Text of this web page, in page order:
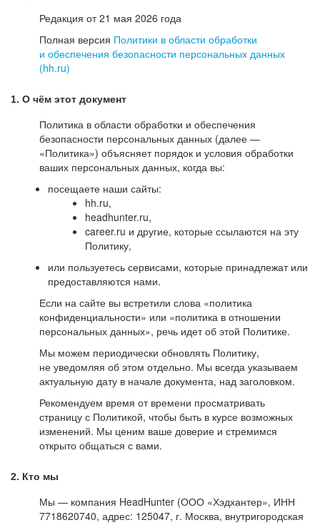
Редакция от 21 мая 2026 года
Полная версия Политики в области обработки
и обеспечения безопасности персональных данных
(hh.ru)
1. О чём этот документ
Политика в области обработки и обеспечения
безопасности персональных данных (далее —
«Политика») объясняет порядок и условия обработки
ваших персональных данных, когда вы:
посещаете наши сайты:
hh.ru,
headhunter.ru,
career.ru и другие, которые ссылаются на эту
Политику,
или пользуетесь сервисами, которые принадлежат или
предоставляются нами.
Если на сайте вы встретили слова «политика
конфиденциальности» или «политика в отношении
персональных данных», речь идет об этой Политике.
Мы можем периодически обновлять Политику,
не уведомляя об этом отдельно. Мы всегда указываем
актуальную дату в начале документа, над заголовком.
Рекомендуем время от времени просматривать
страницу с Политикой, чтобы быть в курсе возможных
изменений. Мы ценим ваше доверие и стремимся
открыто общаться с вами.
2. Кто мы
Мы — компания HeadHunter (ООО «Хэдхантер», ИНН
7718620740, адрес: 125047, г. Москва, внутригородская